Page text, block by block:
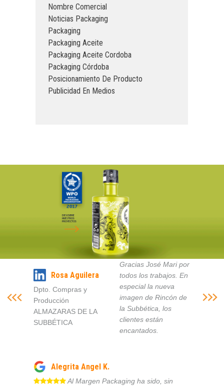
Nombre Comercial
Noticias Packaging
Packaging
Packaging Aceite
Packaging Aceite Cordoba
Packaging Córdoba
Posicionamiento De Producto
Publicidad En Medios
DESCUBRE
NUESTROS
PROYECTOS
Rosa Aguilera
Dpto. Compras y
Producción
ALMAZARAS DE LA
SUBBÉTICA
Gracias José Mari por
todos los trabajos. En
especial la nueva
imagen de Rincón de
la Subbética, los
clientes están
encantados.
Alegrita Angel K.
Al Margen Packaging ha sido, sin